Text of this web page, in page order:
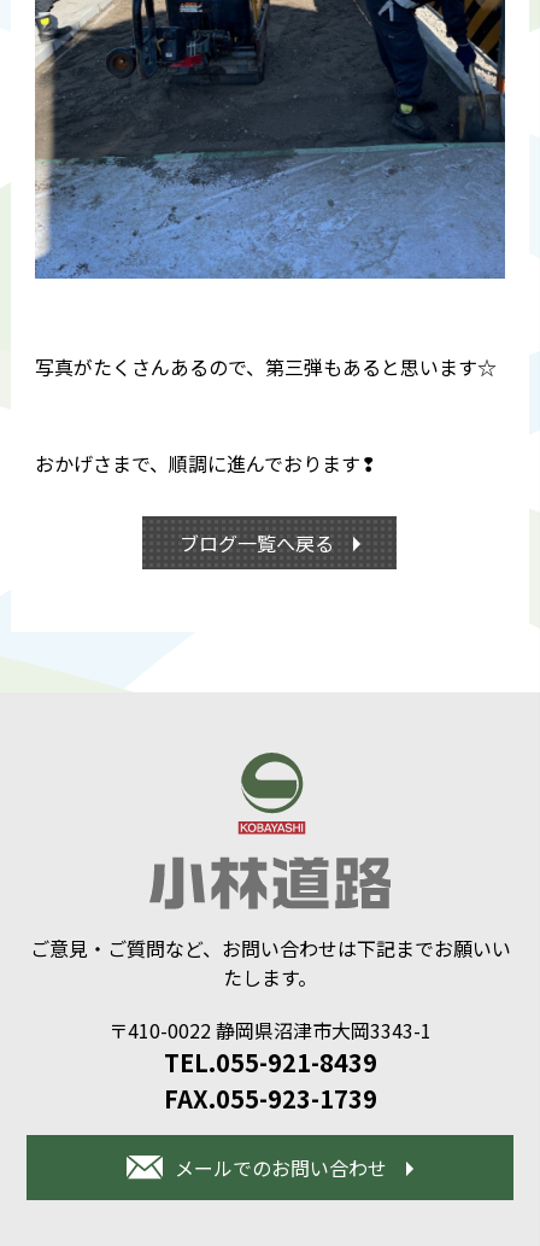
写真がたくさんあるので、第三弾もあると思います☆
おかげさまで、順調に進んでおります❢
ブログ一覧へ戻る
ご意見・ご質問など、お問い合わせは下記までお願いい
たします。
〒410-0022 静岡県沼津市大岡3343-1
TEL.055-921-8439
FAX.055-923-1739
メールでのお問い合わせ